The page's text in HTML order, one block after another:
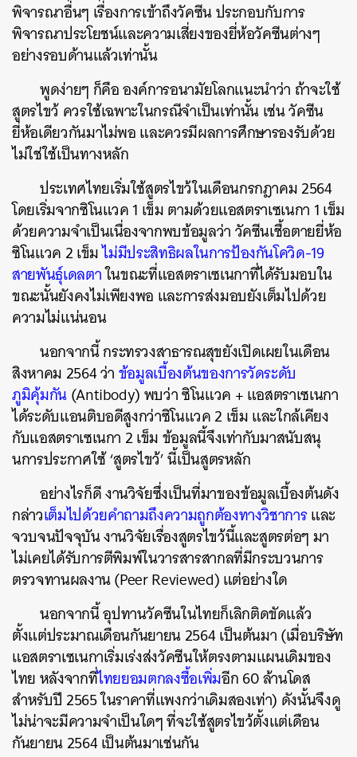
พิจารณาอื่นๆ เรื่องการเข้าถึงวัคซีน ประกอบกับการ
พิจารณาประโยชน์และความเสี่ยงของยี่ห้อวัคซีนต่างๆ
อย่างรอบด้านแล้วเท่านั้น
พูดง่ายๆ ก็คือ องค์การอนามัยโลกแนะนำว่า ถ้าจะใช้
สูตรไขว้ ควรใช้เฉพาะในกรณีจำเป็นเท่านั้น เช่น วัคซีน
ยี่ห้อเดียวกันมาไม่พอ และควรมีผลการศึกษารองรับด้วย
ไม่ใช่ใช้เป็นทางหลัก
ประเทศไทยเริ่มใช้สูตรไขว้ในเดือนกรกฎาคม 2564
โดยเริ่มจากซิโนแวค 1 เข็ม ตามด้วยแอสตราเซเนกา 1 เข็ม
ด้วยความจำเป็นเนื่องจากพบข้อมูลว่า วัคซีนเชื้อตายยี่ห้อ
ซิโนแวค 2 เข็มไม่มีประสิทธิผลในการป้องกันโควิด-19
สายพันธุ์เดลตาในขณะที่แอสตราเซเนกาที่ได้รับมอบใน
ขณะนั้นยังคงไม่เพียงพอ และการส่งมอบยังเต็มไปด้วย
ความไม่แน่นอน
นอกจากนี้ กระทรวงสาธารณสุขยังเปิดเผยในเดือน
สิงหาคม 2564 ว่าข้อมูลเบื้องต้นของการวัดระดับ
ภูมิคุ้มกัน(Antibody) พบว่า ซิโนแวค + แอสตราเซเนกา
ได้ระดับแอนติบอดีสูงกว่าซิโนแวค 2 เข็ม และใกล้เคียง
กับแอสตราเซเนกา 2 เข็ม ข้อมูลนี้จึงเท่ากับมาสนับสนุ
นการประกาศใช้ ‘สูตรไขว้’ นี้เป็นสูตรหลัก
อย่างไรก็ดี งานวิจัยซึ่งเป็นที่มาของข้อมูลเบื้องต้นดัง
กล่าวเต็มไปด้วยคำถามถึงความถูกต้องทางวิชาการและ
จวบจนปัจจุบัน งานวิจัยเรื่องสูตรไขว้นี้และสูตรต่อๆ มา
ไม่เคยได้รับการตีพิมพ์ในวารสารสากลที่มีกระบวนการ
ตรวจทานผลงาน (Peer Reviewed) แต่อย่างใด
นอกจากนี้ อุปทานวัคซีนในไทยก็เลิกติดขัดแล้ว
ตั้งแต่ประมาณเดือนกันยายน 2564 เป็นต้นมา (เมื่อบริษัท
แอสตราเซเนกาเริ่มเร่งส่งวัคซีนให้ตรงตามแผนเดิมของ
ไทย หลังจากที่ไทยยอมตกลงซื้อเพิ่มอีก 60 ล้านโดส
สำหรับปี 2565 ในราคาที่แพงกว่าเดิมสองเท่า) ดังนั้นจึงดู
ไม่น่าจะมีความจำเป็นใดๆ ที่จะใช้สูตรไขว้ตั้งแต่เดือน
กันยายน 2564 เป็นต้นมาเช่นกัน